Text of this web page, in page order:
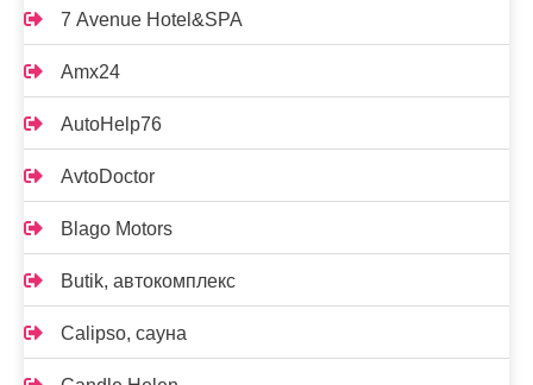
7 Avenue Hotel&SPA
Amx24
AutoHelp76
AvtoDoctor
Blago Motors
Butik, автокомплекс
Calipso, сауна